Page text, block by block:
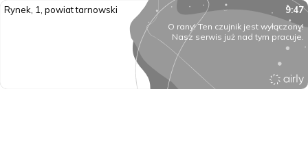
Rynek, 1, powiat tarnowski 9:47
O rany! Ten czujnik jest wyłączony!
Nasz serwis już nad tym pracuje.